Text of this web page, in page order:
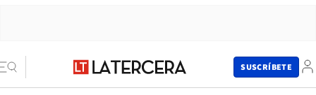
SUSCRÍBETE